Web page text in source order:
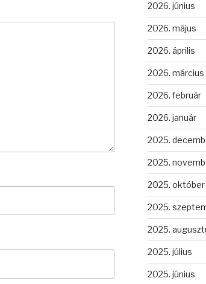
2026. június
2026. május
2026. április
2026. március
2026. február
2026. január
2025.
2025.
2025. október
2025.
2025.
2025. július
2025. június